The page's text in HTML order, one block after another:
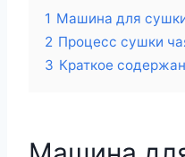
1 Машина для
2 Процесс сушки
3 Краткое